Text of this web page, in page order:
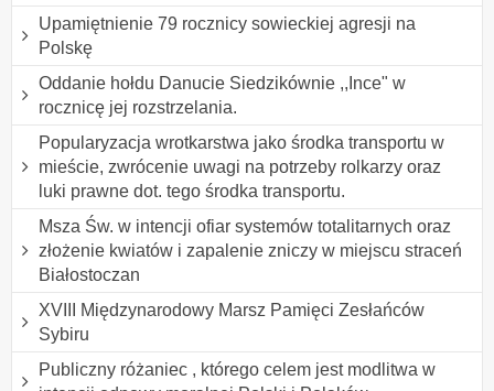
Upamiętnienie 79 rocznicy sowieckiej agresji na
Polskę
Oddanie hołdu Danucie Siedzikównie ,,Ince" w
rocznicę jej rozstrzelania.
Popularyzacja wrotkarstwa jako środka transportu w
mieście, zwrócenie uwagi na potrzeby rolkarzy oraz
luki prawne dot. tego środka transportu.
Msza Św. w intencji ofiar systemów totalitarnych oraz
złożenie kwiatów i zapalenie zniczy w miejscu straceń
Białostoczan
XVIII Międzynarodowy Marsz Pamięci Zesłańców
Sybiru
Publiczny różaniec , którego celem jest modlitwa w